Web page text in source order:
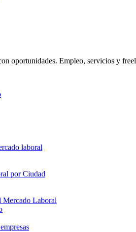
oportunidades. Empleo, servicios y
laboral
por Ciudad
Mercado Laboral